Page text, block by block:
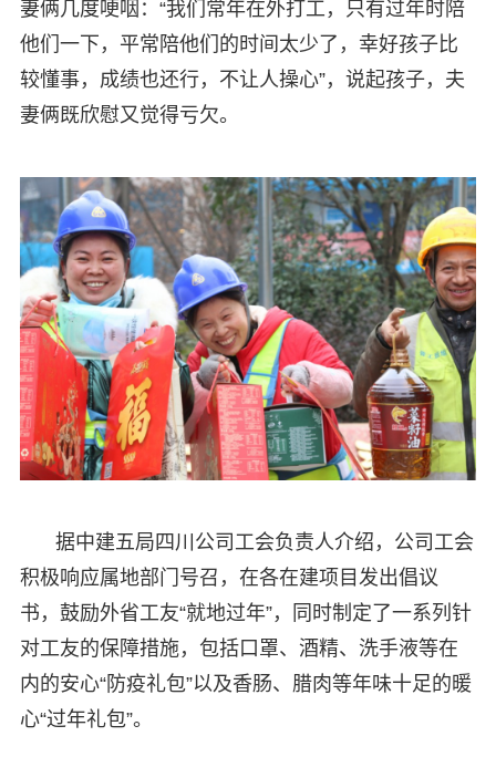
妻俩几度哽咽：“我们常年在外打工，只有过年时陪
他们一下，平常陪他们的时间太少了，幸好孩子比
较懂事，成绩也还行，不让人操心”，说起孩子，夫
妻俩既欣慰又觉得亏欠。
据中建五局四川公司工会负责人介绍，公司工会
积极响应属地部门号召，在各在建项目发出倡议
书，鼓励外省工友“就地过年”，同时制定了一系列针
对工友的保障措施，包括口罩、酒精、洗手液等在
内的安心“防疫礼包”以及香肠、腊肉等年味十足的暖
心“过年礼包”。